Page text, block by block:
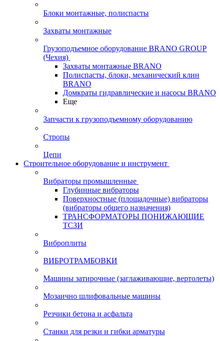
Блоки монтажные, полиспасты
Захваты монтажные
Грузоподъемное оборудование BRANO GROUP
(Чехия)
Захваты монтажные BRANO
Полиспасты, блоки, механический клин
BRANO
Домкраты гидравлические и насосы BRANO
Еще
Запчасти к грузоподъемному оборудованию
Стропы
Цепи
Строительное оборудование и инструмент
Вибраторы промышленные
Глубинные вибраторы
Поверхностные (площадочные) вибраторы
(вибраторы общего назначения)
ТРАНСФОРМАТОРЫ ПОНИЖАЮЩИЕ
ТСЗИ
Виброплиты
ВИБРОТРАМБОВКИ
Машины затирочные (заглаживающие, вертолеты)
Мозаично шлифовальные машины
Резчики бетона и асфальта
Станки для резки и гибки арматуры